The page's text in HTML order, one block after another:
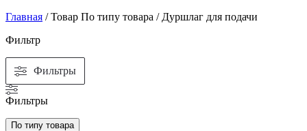
Главная / Товар По типу товара / Дуршлаг для подачи
Фильтр
Фильтры
Фильтры
По типу товара